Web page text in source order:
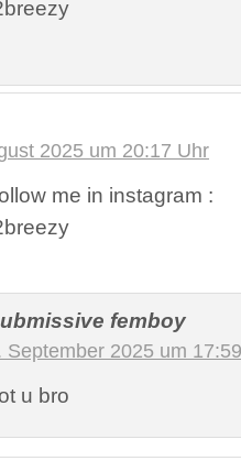
2025 um 20:17 Uhr
me in instagram :
femboy
September 2025 um
u bro